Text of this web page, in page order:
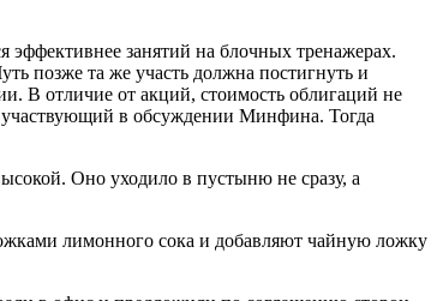
занятий на блочных тренажерах.
позже та же участь должна постигнуть и
В отличие от акций, стоимость облигаций не
участвующий в обсуждении Минфина. Тогда
Оно уходило в пустыню не сразу, а
лимонного сока и добавляют чайную ложку